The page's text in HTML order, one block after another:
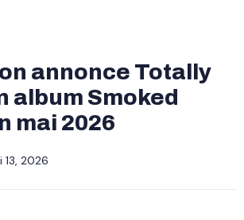
annonce Totally
album Smoked
mai 2026
13, 2026